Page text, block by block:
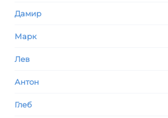
Дамир
Марк
Лев
Антон
Глеб